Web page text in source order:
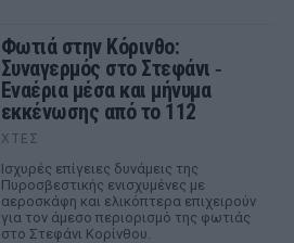
Φωτιά στην Κόρινθο:
Συναγερμός στο Στεφάνι ‑
Εναέρια μέσα και μήνυμα
εκκένωσης από το 112
ΧΤΕΣ
Ισχυρές επίγειες δυνάμεις της
Πυροσβεστικής ενισχυμένες με
αεροσκάφη και ελικόπτερα επιχειρούν
για τον άμεσο περιορισμό της φωτιάς
στο Στεφάνι Κορίνθου.